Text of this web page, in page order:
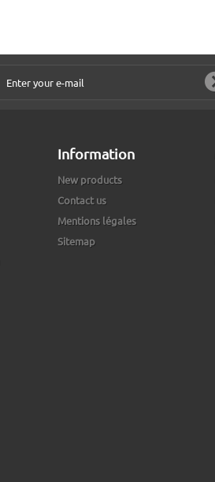
Information
New products
Contact us
Mentions légales
Sitemap